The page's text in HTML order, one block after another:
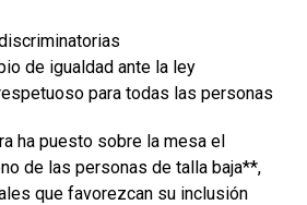
de igualdad ante la ley
para todas las personas
ha puesto sobre la mesa el
de las personas de talla baja**,
que favorezcan su inclusión